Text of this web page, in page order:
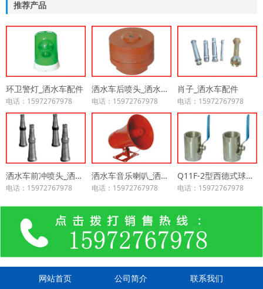
推荐产品
环卫警灯_洒水车配件
电话：15972767978
洒水车后喷头_洒水车配件
电话：15972767978
肖子_洒水车配件
电话：15972767978
洒水车前冲喷头_洒水车配件
电话：15972767978
洒水车音乐喇叭_洒水车配件
电话：15972767978
Q11F-2型西德式球阀_洒水车配件
电话：15972767978
网站首页 公司简介 联系我们